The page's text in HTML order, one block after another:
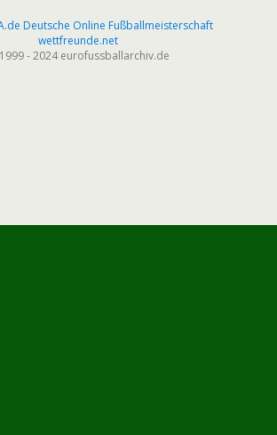
Deutsche Online Fußballmeisterschaft
wettfreunde.net
- 2024 eurofussballarchiv.de